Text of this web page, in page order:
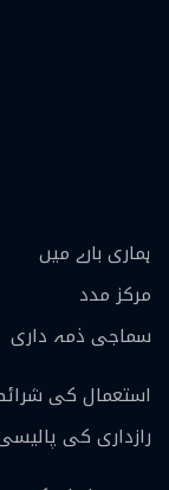
ہماری بارے ميں
مرکز مدد
سماجی ذمہ داری
استعمال کی
رازداری کی